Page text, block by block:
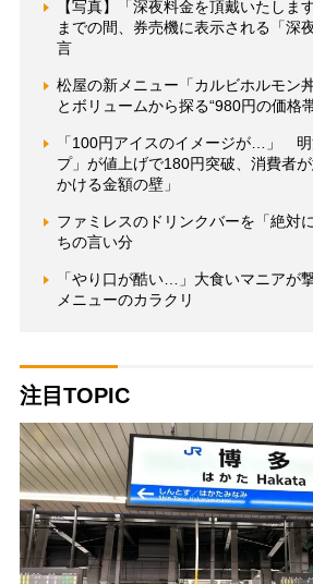
【写真】「深夜料金を頂戴いたし
までの間、券売機に表示される「深
言
松屋の新メニュー「カルビホルモ
とボリュームから探る“980円の価格
「100円アイスのイメージが…」 明
プ」が値上げで180円突破、消費者
かける金額の壁」
ファミレスのドリンクバーを「絶対
ちの言い分
「やり口が酷い…」大食いマニアが
メニューのカラクリ
注目TOPIC